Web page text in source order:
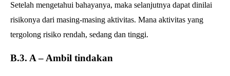
Setelah mengetahui bahayanya, maka selanjutnya dapat dinilai
risikonya dari masing-masing aktivitas. Mana aktivitas yang
tergolong risiko rendah, sedang dan tinggi.
B.3. A – Ambil tindakan